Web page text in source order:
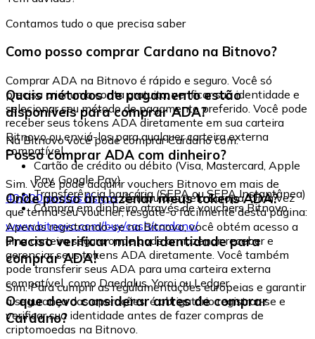
Contamos tudo o que precisa saber
Como posso comprar Cardano na Bitnovo?
Comprar ADA na Bitnovo é rápido e seguro. Você só
precisa criar uma conta gratuita, verificar sua identidade e
selecionar seu método de pagamento preferido. Você pode
receber seus tokens ADA diretamente em sua carteira
Bitnovo ou enviá-los para qualquer carteira externa
compatível.
Quais métodos de pagamento estão
disponíveis para comprar ADA?
Na Bitnovo você pode comprar Cardano com:
Cartão de crédito ou débito (Visa, Mastercard, Apple
Pay, Google Pay)
Transferência bancária (SEPA ou SEPA Instantânea)
Compra em dinheiro através de vouchers Bitnovo
Posso comprar ADA com dinheiro?
Sim. Você pode adquirir vouchers Bitnovo em mais de
40.000 pontos físicosdistribuídos pela Europa. Uma vez
que tenha seu voucher, resgate-o facilmente desta página:
www.bitnovo.com/buy/cash/cardano/
Onde posso armazenar meus tokens ADA?
Apenas registrando-se na Bitnovo, você obtém acesso a
uma carteira segura onde pode armazenar, receber e
gerenciar seus tokens ADA diretamente. Você também
pode transferir seus ADA para uma carteira externa
compatível, como Daedalus, Yoroi ou Ledger.
Preciso verificar minha identidade para
comprar ADA?
Sim. Para cumprir as regulamentações europeias e garantir
a segurança das operações, é obrigatório registrar-se e
verificar sua identidade antes de fazer compras de
criptomoedas na Bitnovo.
O que devo considerar antes de comprar
Cardano?